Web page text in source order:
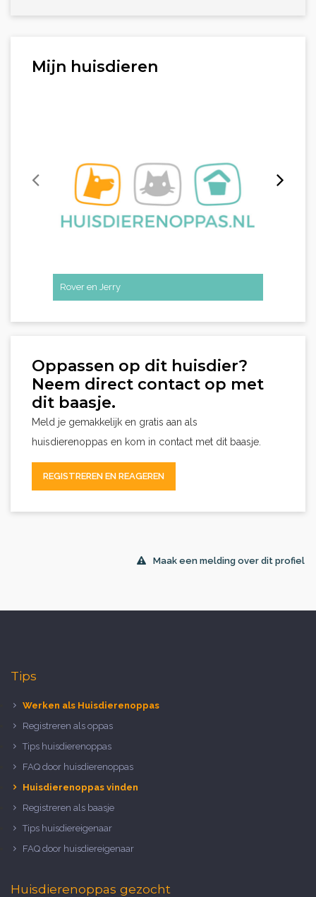
Mijn huisdieren
Rover en Jerry
Oppassen op dit huisdier?
Neem direct contact op met
dit baasje.
Meld je gemakkelijk en gratis aan als
huisdierenoppas en kom in contact met dit baasje.
REGISTREREN EN REAGEREN
Maak een melding over dit profiel
Tips
Werken als Huisdierenoppas
Registreren als oppas
Tips huisdierenoppas
FAQ door huisdierenoppas
Huisdierenoppas vinden
Registreren als baasje
Tips huisdiereigenaar
FAQ door huisdiereigenaar
Huisdierenoppas gezocht